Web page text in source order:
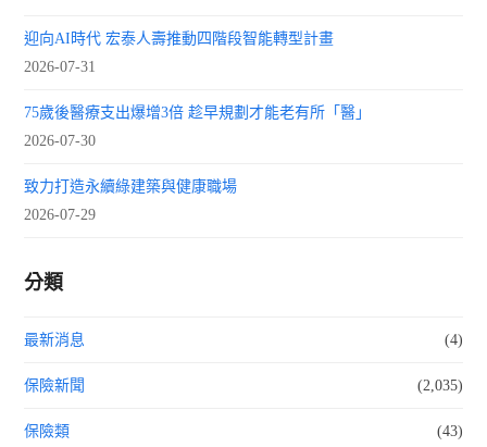
迎向AI時代 宏泰人壽推動四階段智能轉型計畫
2026-07-31
75歲後醫療支出爆增3倍 趁早規劃才能老有所「醫」
2026-07-30
致力打造永續綠建築與健康職場
2026-07-29
分類
最新消息 (4)
保險新聞 (2,035)
保險類 (43)